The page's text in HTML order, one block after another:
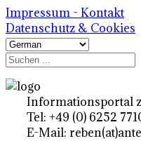
Impressum - Kontakt
Datenschutz & Cookies
Informationsportal
Tel: +49 (0) 6252
E-Mail: